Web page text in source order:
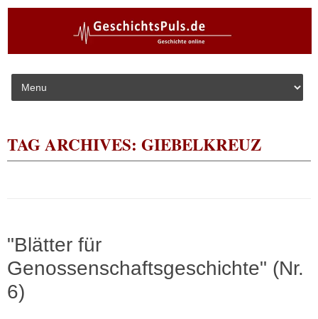
Skip to content
TAG ARCHIVES: GIEBELKREUZ
"Blätter für
Genossenschaftsgeschichte" (Nr.
6)